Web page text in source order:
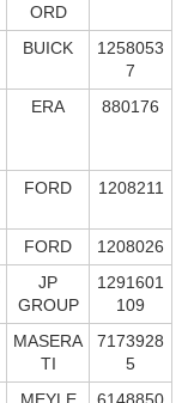
ORD
BUICK
1258053
7
ERA 880176
FORD 1208211
FORD
1208026
JP
GROUP
1291601
109
MASERA
TI
7173928
5
MEYLE 6148850